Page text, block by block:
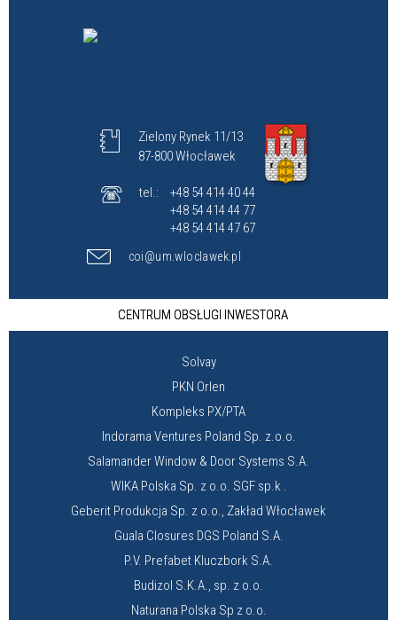
Zielony Rynek 11/13
87-800 Włocławek
tel.:
+48 54 414 40 44
+48 54 414 44 77
+48 54 414 47 67
coi@um.wloclawek.pl
CENTRUM OBSŁUGI INWESTORA
Solvay
PKN Orlen
Kompleks PX/PTA
Indorama Ventures Poland Sp. z.o.o.
Salamander Window & Door Systems S.A.
WIKA Polska Sp. z o.o. SGF sp.k .
Geberit Produkcja Sp. z o.o., Zakład Włocławek
Guala Closures DGS Poland S.A.
P.V. Prefabet Kluczbork S.A.
Budizol S.K.A., sp. z o.o.
Naturana Polska Sp z o.o.